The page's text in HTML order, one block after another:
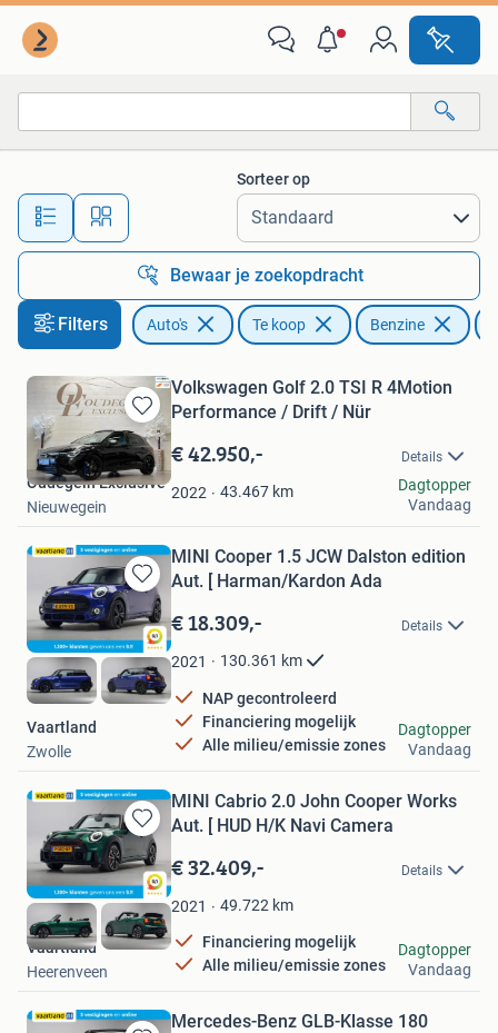
Alle afstanden…
Sorteer op
Bewaar je zoekopdracht
Filters Auto's Te koop Benzine
Bewaren
in
Mijn
Favorieten
Volkswagen Golf 2.0 TSI R 4Motion
Performance / Drift / Nür
€ 42.950,- Details
2022 43.467 km
Oudegein Exclusive
Nieuwegein
Dagtopper
Vandaag
Bewaren
in
Mijn
Favorieten
MINI Cooper 1.5 JCW Dalston edition
Aut. [ Harman/Kardon Ada
€ 18.309,- Details
2021 130.361 km
NAP gecontroleerd
Financiering mogelijk
Alle milieu/emissie zones
Vaartland
Zwolle
Dagtopper
Vandaag
Bewaren
in
Mijn
Favorieten
MINI Cabrio 2.0 John Cooper Works
Aut. [ HUD H/K Navi Camera
€ 32.409,- Details
2021 49.722 km
Financiering mogelijk
Alle milieu/emissie zones
Vaartland
Heerenveen
Dagtopper
Vandaag
Mercedes-Benz GLB-Klasse 180